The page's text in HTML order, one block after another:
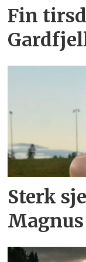
Fin
Sterk